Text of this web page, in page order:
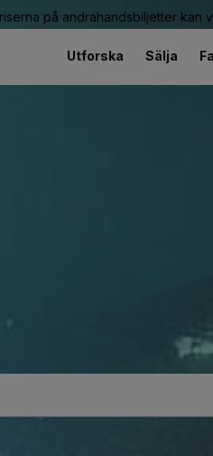
på andrahandsbiljetter
Utforska Sälja